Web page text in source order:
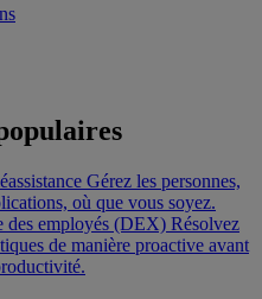
Gérez les personnes,
où que vous soyez.
des employés (DEX) Résolvez
de manière proactive avant